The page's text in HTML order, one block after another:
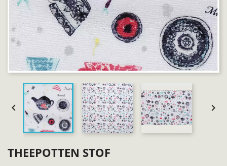
 
THEEPOTTEN STOF